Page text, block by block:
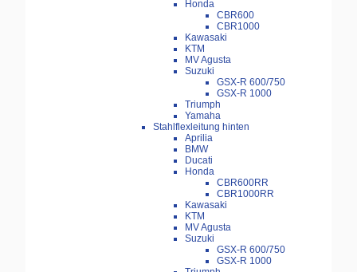
Honda
CBR600
CBR1000
Kawasaki
KTM
MV Agusta
Suzuki
GSX-R 600/750
GSX-R 1000
Triumph
Yamaha
Stahlflexleitung hinten
Aprilia
BMW
Ducati
Honda
CBR600RR
CBR1000RR
Kawasaki
KTM
MV Agusta
Suzuki
GSX-R 600/750
GSX-R 1000